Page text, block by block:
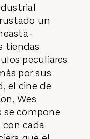
un
tiendas
peculiares
por sus
el cine de
Wes
se compone
cada